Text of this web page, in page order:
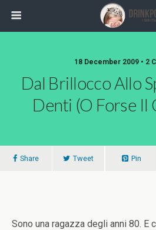
18 December 2009 • 2
Dal Brillocco Allo
Denti (o Forse Il
Share Tweet Pin
Sono una ragazza degli anni 80. E